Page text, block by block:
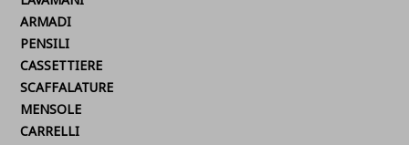
ARMADI
PENSILI
CASSETTIERE
SCAFFALATURE
MENSOLE
CARRELLI